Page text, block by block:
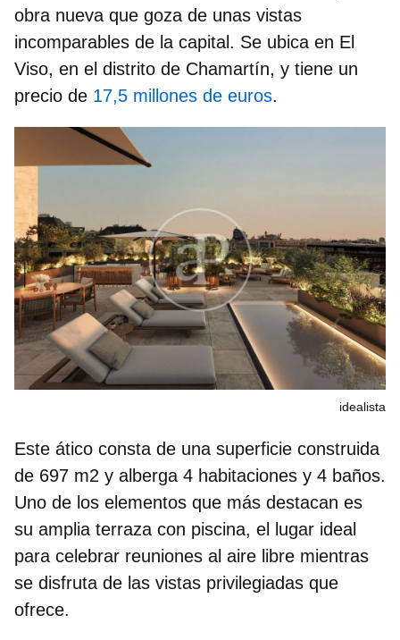
obra nueva que goza de unas vistas
incomparables de la capital. Se ubica en El
Viso, en el distrito de Chamartín, y tiene un
precio de 17,5 millones de euros.
idealista
Este ático consta de una superficie construida
de 697 m2 y alberga 4 habitaciones y 4 baños.
Uno de los elementos que más destacan es
su amplia terraza con piscina, el lugar ideal
para celebrar reuniones al aire libre mientras
se disfruta de las vistas privilegiadas que
ofrece.